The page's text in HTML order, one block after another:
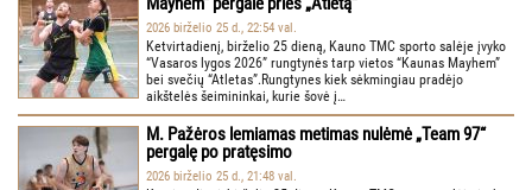
2026 birželio 25 d., 22:54 val.
Ketvirtadienį, birželio 25 dieną, Kauno TMC sporto salėje įvyko
“Vasaros lygos 2026” rungtynės tarp vietos “Kaunas Mayhem”
bei svečių “Atletas”.Rungtynes kiek sėkmingiau pradėjo
aikštelės šeimininkai, kurie šovė į…
M. Pažėros lemiamas metimas nulėmė „Team 97“
pergalę po pratęsimo
2026 birželio 25 d., 21:48 val.